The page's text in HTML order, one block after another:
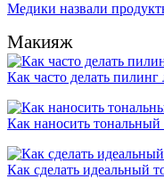
Медики назвали
Макияж
Как часто делать пилинг
Как наносить
Как сделать идеальный